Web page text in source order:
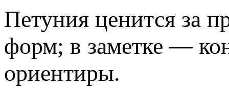
Петуния ценится за
форм; в заметке —
ориентиры.